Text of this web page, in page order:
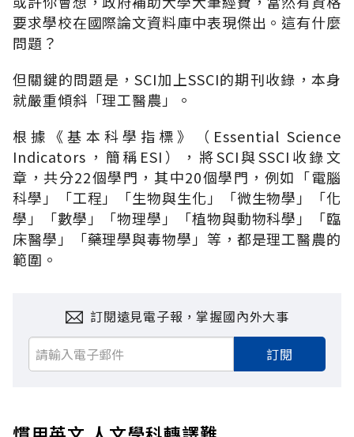
要求學校在國際論文資料庫中表現傑出。這有什麼
問題？
但關鍵的問題是，SCI加上SSCI的期刊收錄，本身
就嚴重傾斜「理工醫農」。
根據《基本科學指標》（Essential Science
Indicators，簡稱ESI），將SCI與SSCI收錄文
章，共分22個學門，其中20個學門，例如「電腦
科學」「工程」「生物與生化」「微生物學」「化
學」「數學」「物理學」「植物與動物科學」「臨
床醫學」「藥理學與毒物學」等，都是理工醫農的
範圍。
訂閱遠見電子報，掌握國內外大事
訂閱